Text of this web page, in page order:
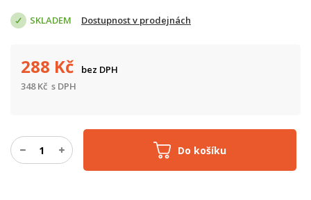
SKLADEM Dostupnost v prodejnách
Do košíku
288 Kč
bez DPH
348Kč s DPH